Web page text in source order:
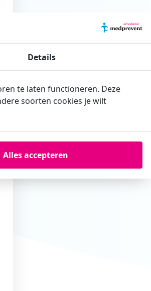
Details
te laten functioneren. Deze
soorten cookies je wilt
Alles accepteren